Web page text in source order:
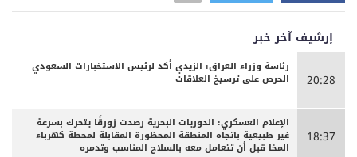
إرشيف آخر خبر
20:28
رئاسة وزراء العراق: الزيدي أكد لرئيس الاستخبارات السعودي
الحرص على ترسيخ العلاقات
18:37
الإعلام العسكري: الدوريات البحرية رصدت زورقًا يتحرك بسرعة
غير طبيعية باتجاه المنطقة المحظورة المقابلة لمحطة كهرباء
المخا قبل أن تتعامل معه بالسلاح المناسب وتدمره